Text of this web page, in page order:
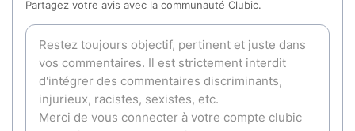
Partagez votre avis avec la communauté Clubic.